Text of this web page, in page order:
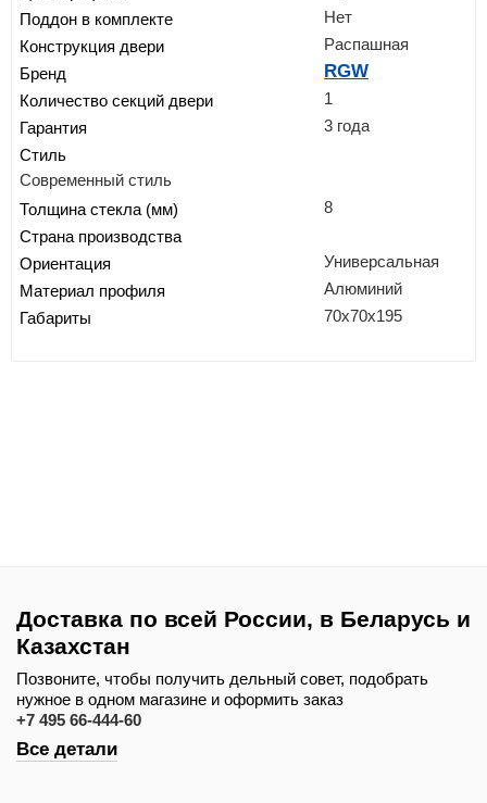
Поддон в комплекте Нет
Конструкция двери Распашная
Бренд RGW
Количество секций двери 1
Гарантия 3 года
Стиль
Современный стиль
Толщина стекла (мм) 8
Страна производства
Ориентация
Универсальная
Материал профиля Алюминий
Габариты 70x70x195
Доставка по всей России, в Беларусь и
Казахстан
Позвоните, чтобы получить дельный совет, подобрать
нужное в одном магазине и оформить заказ
+7 495 66-444-60
Все детали